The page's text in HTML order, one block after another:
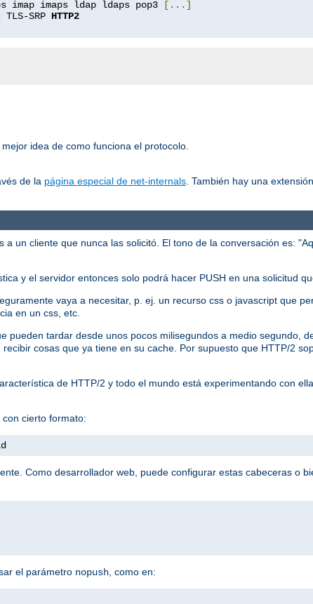
imaps ldap ldaps pop3
[...]
TLS-SRP HTTP2
idea de como funciona el protocolo.
de la página especial de net-internals . También hay una
un cliente que nunca las solicitó. El tono de la conversación es:
y el servidor entonces solo podrá hacer PUSH en una solicitud
vaya a necesitar, p. ej. un recurso css o javascript que
en un css, etc.
pueden tardar desde unos pocos milisegundos a medio segundo,
cosas que ya tiene en su cache. Por supuesto que HTTP/2
de HTTP/2 y todo el mundo está experimentando con
con cierto formato:
Como desarrollador web, puede configurar estas cabeceras o
el parámetro nopush, como en: